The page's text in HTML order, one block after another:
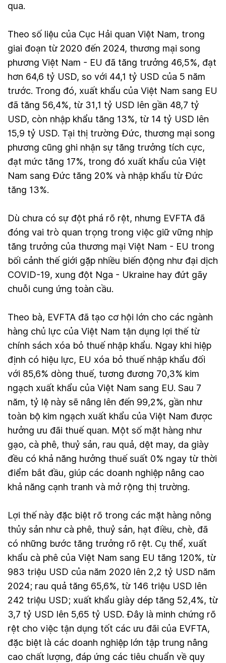
qua.
Theo số liệu của Cục Hải quan Việt Nam, trong
giai đoạn từ 2020 đến 2024, thương mại song
phương Việt Nam - EU đã tăng trưởng 46,5%, đạt
hơn 64,6 tỷ USD, so với 44,1 tỷ USD của 5 năm
trước. Trong đó, xuất khẩu của Việt Nam sang EU
đã tăng 56,4%, từ 31,1 tỷ USD lên gần 48,7 tỷ
USD, còn nhập khẩu tăng 13%, từ 14 tỷ USD lên
15,9 tỷ USD. Tại thị trường Đức, thương mại song
phương cũng ghi nhận sự tăng trưởng tích cực,
đạt mức tăng 17%, trong đó xuất khẩu của Việt
Nam sang Đức tăng 20% và nhập khẩu từ Đức
tăng 13%.
Dù chưa có sự đột phá rõ rệt, nhưng EVFTA đã
đóng vai trò quan trọng trong việc giữ vững nhịp
tăng trưởng của thương mại Việt Nam - EU trong
bối cảnh thế giới gặp nhiều biến động như đại dịch
COVID-19, xung đột Nga - Ukraine hay đứt gãy
chuỗi cung ứng toàn cầu.
Theo bà, EVFTA đã tạo cơ hội lớn cho các ngành
hàng chủ lực của Việt Nam tận dụng lợi thế từ
chính sách xóa bỏ thuế nhập khẩu. Ngay khi hiệp
định có hiệu lực, EU xóa bỏ thuế nhập khẩu đối
với 85,6% dòng thuế, tương đương 70,3% kim
ngạch xuất khẩu của Việt Nam sang EU. Sau 7
năm, tỷ lệ này sẽ nâng lên đến 99,2%, gần như
toàn bộ kim ngạch xuất khẩu của Việt Nam được
hưởng ưu đãi thuế quan. Một số mặt hàng như
gạo, cà phê, thuỷ sản, rau quả, dệt may, da giày
đều có khả năng hưởng thuế suất 0% ngay từ thời
điểm bắt đầu, giúp các doanh nghiệp nâng cao
khả năng cạnh tranh và mở rộng thị trường.
Lợi thế này đặc biệt rõ trong các mặt hàng nông
thủy sản như cà phê, thuỷ sản, hạt điều, chè, đã
có những bước tăng trưởng rõ rệt. Cụ thể, xuất
khẩu cà phê của Việt Nam sang EU tăng 120%, từ
983 triệu USD của năm 2020 lên 2,2 tỷ USD năm
2024; rau quả tăng 65,6%, từ 146 triệu USD lên
242 triệu USD; xuất khẩu giày dép tăng 52,4%, từ
3,7 tỷ USD lên 5,65 tỷ USD. Đây là minh chứng rõ
rệt cho việc tận dụng tốt các ưu đãi của EVFTA,
đặc biệt là các doanh nghiệp lớn tập trung nâng
cao chất lượng, đáp ứng các tiêu chuẩn về quy